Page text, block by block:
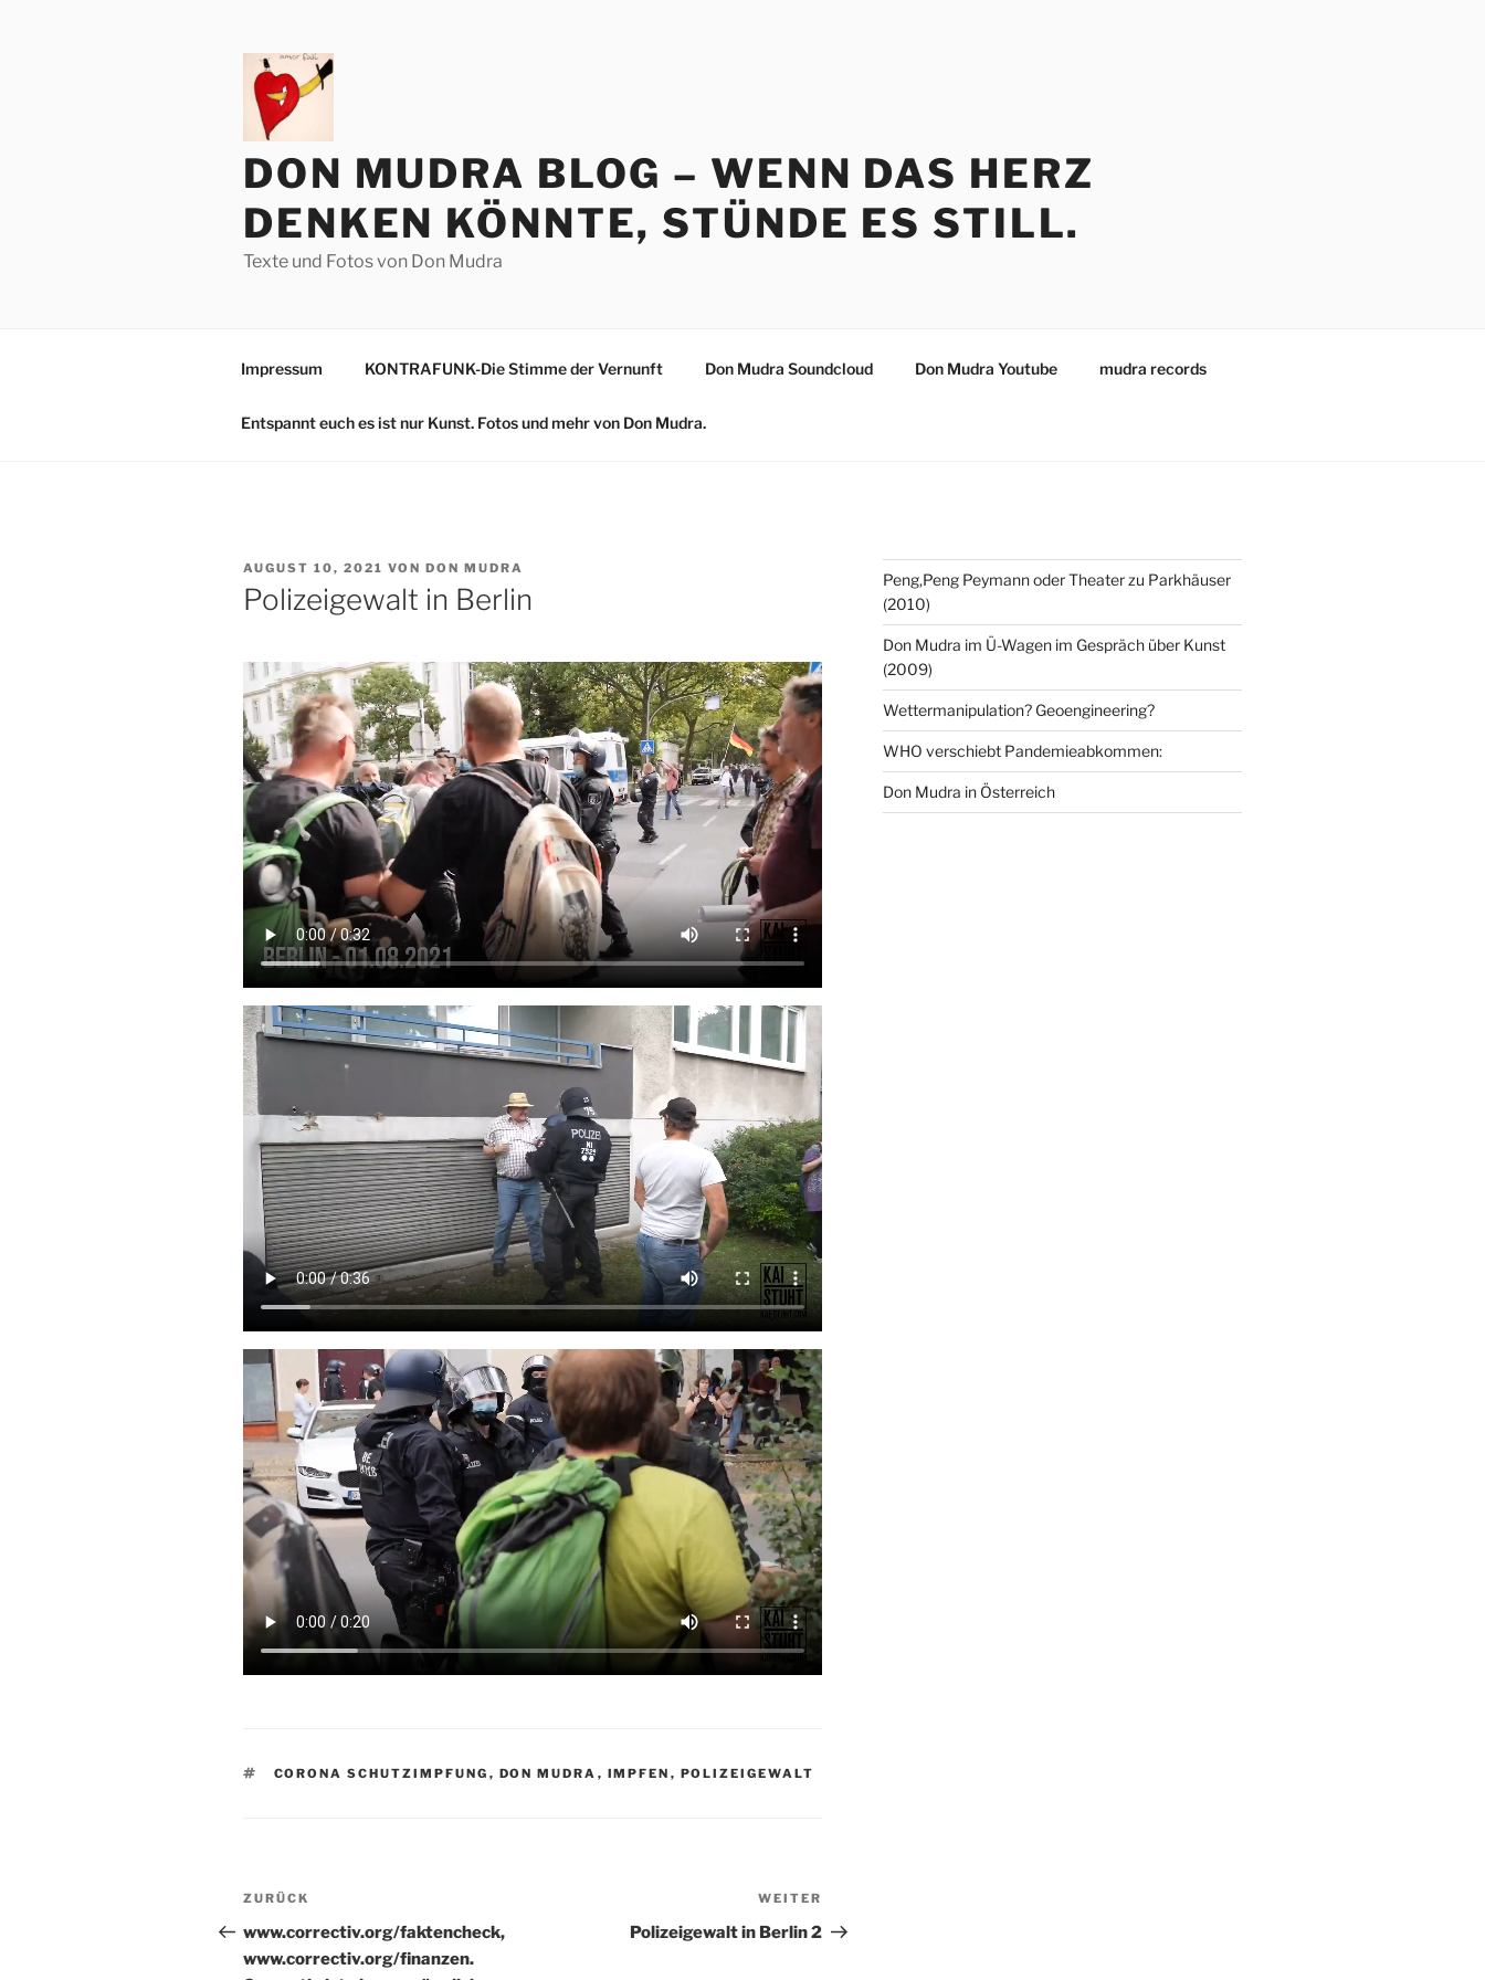
DON MUDRA BLOG – WENN DAS HERZ
DENKEN KÖNNTE, STÜNDE ES STILL.
Texte und Fotos von Don Mudra
Impressum KONTRAFUNK-Die Stimme der Vernunft Don Mudra Soundcloud Don Mudra Youtube mudra records
Entspannt euch es ist nur Kunst. Fotos und mehr von Don Mudra.
VERÖFFENTLICHT
AM
AUGUST 10, 2021 VON DON MUDRA
Polizeigewalt in Berlin
SCHLAGWÖRTER
CORONA SCHUTZIMPFUNG , DON MUDRA , IMPFEN , POLIZEIGEWALT
Beitragsnavigation
Vorheriger
Beitrag
ZURÜCK
www.correctiv.org/faktencheck,
www.correctiv.org/finanzen.
Beitrag
WEITER
Polizeigewalt in Berlin 2
Peng,Peng Peymann oder Theater zu Parkhäuser
(2010)
Don Mudra im Ü-Wagen im Gespräch über Kunst
(2009)
Wettermanipulation? Geoengineering?
WHO verschiebt Pandemieabkommen:
Don Mudra in Österreich